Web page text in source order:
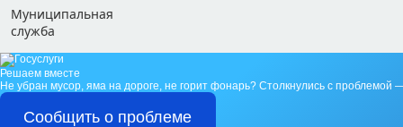
Муниципальная
служба
Решаем вместе
Не убран мусор, яма на дороге, не горит фонарь? Столкнулись с проблемой
Сообщить о проблеме